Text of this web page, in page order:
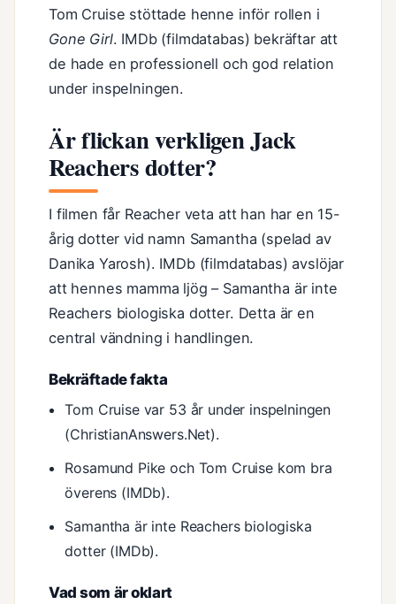
Tom Cruise stöttade henne inför rollen i
Gone Girl. IMDb (filmdatabas) bekräftar att
de hade en professionell och god relation
under inspelningen.
Är flickan verkligen Jack
Reachers dotter?
I filmen får Reacher veta att han har en 15-
årig dotter vid namn Samantha (spelad av
Danika Yarosh). IMDb (filmdatabas) avslöjar
att hennes mamma ljög – Samantha är inte
Reachers biologiska dotter. Detta är en
central vändning i handlingen.
Bekräftade fakta
Tom Cruise var 53 år under inspelningen
(ChristianAnswers.Net).
Rosamund Pike och Tom Cruise kom bra
överens (IMDb).
Samantha är inte Reachers biologiska
dotter (IMDb).
Vad som är oklart